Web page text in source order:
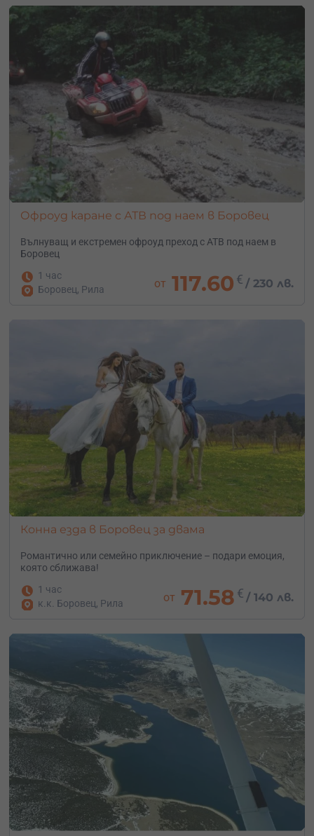
Офроуд каране с АТВ под наем в Боровец
Вълнуващ и екстремен офроуд преход с АТВ под наем в
Боровец
1 час
Боровец, Рила
от 117.60 € /230 лв.
Конна езда в Боровец за двама
Романтично или семейно приключение – подари емоция,
която сближава!
1 час
к.к. Боровец, Рила
от 71.58 € / 140 лв.